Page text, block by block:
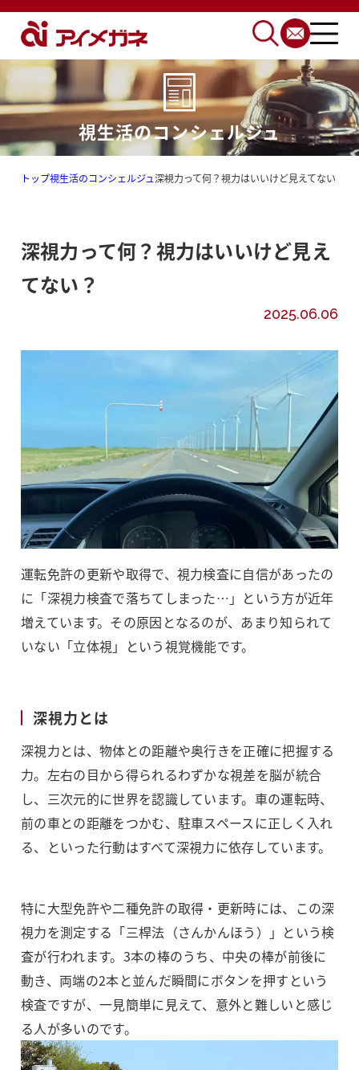
視生活のコンシェルジュ
トップ視生活のコンシェルジュ深視力って何？視力はいいけど見えてない？
深視力って何？視力はいいけど見え
てない？
2025.06.06
運転免許の更新や取得で、視力検査に自信があったの
に「深視力検査で落ちてしまった…」という方が近年
増えています。その原因となるのが、あまり知られて
いない「立体視」という視覚機能です。
深視力とは
深視力とは、物体との距離や奥行きを正確に把握する
力。左右の目から得られるわずかな視差を脳が統合
し、三次元的に世界を認識しています。車の運転時、
前の車との距離をつかむ、駐車スペースに正しく入れ
る、といった行動はすべて深視力に依存しています。
特に大型免許や二種免許の取得・更新時には、この深
視力を測定する「三桿法（さんかんほう）」という検
査が行われます。3本の棒のうち、中央の棒が前後に
動き、両端の2本と並んだ瞬間にボタンを押すという
検査ですが、一見簡単に見えて、意外と難しいと感じ
る人が多いのです。